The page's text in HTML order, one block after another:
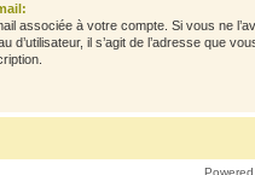
associée à votre compte. Si vous ne
d’utilisateur, il s’agit de l’adresse que